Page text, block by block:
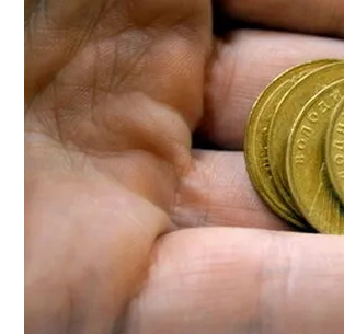
Военные Рельсы
Индия Не Будет
В Украине Вновь